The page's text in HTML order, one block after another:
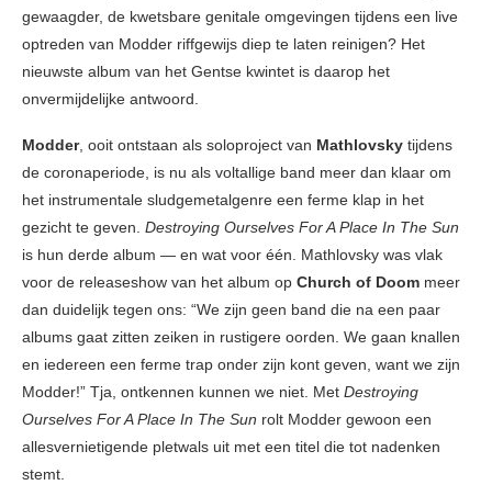
gewaagder, de kwetsbare genitale omgevingen tijdens een live
optreden van Modder riffgewijs diep te laten reinigen? Het
nieuwste album van het Gentse kwintet is daarop het
onvermijdelijke antwoord.
Modder, ooit ontstaan als soloproject van Mathlovsky tijdens
de coronaperiode, is nu als voltallige band meer dan klaar om
het instrumentale sludgemetalgenre een ferme klap in het
gezicht te geven. Destroying Ourselves For A Place In The Sun
is hun derde album — en wat voor één. Mathlovsky was vlak
voor de releaseshow van het album op Church of Doom meer
dan duidelijk tegen ons: “We zijn geen band die na een paar
albums gaat zitten zeiken in rustigere oorden. We gaan knallen
en iedereen een ferme trap onder zijn kont geven, want we zijn
Modder!” Tja, ontkennen kunnen we niet. Met Destroying
Ourselves For A Place In The Sun rolt Modder gewoon een
allesvernietigende pletwals uit met een titel die tot nadenken
stemt.